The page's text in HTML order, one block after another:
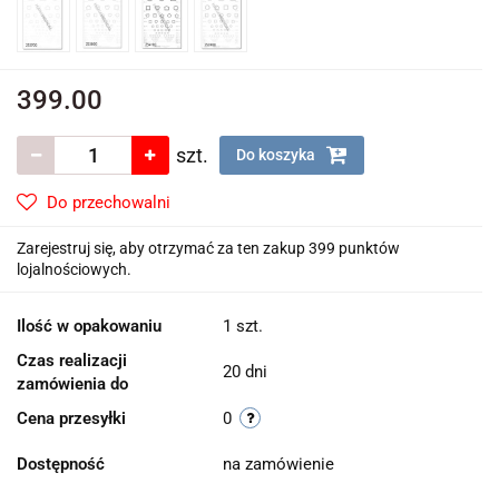
399.00
szt. Do koszyka
Do przechowalni
Zarejestruj się, aby otrzymać za ten zakup 399 punktów
lojalnościowych.
Ilość w opakowaniu
1 szt.
Czas realizacji
zamówienia do
20 dni
Cena przesyłki 0
Dostępność na zamówienie